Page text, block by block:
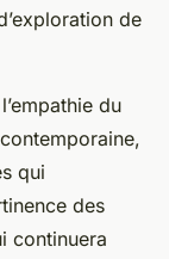
de
du
qui
des
continuera